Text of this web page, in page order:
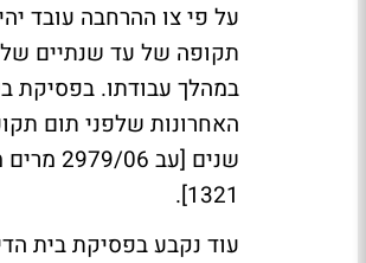
על פי צו ההרחבה עובד
תקופה של עד שנתיים
במהלך עבודתו. בפסיקת
1321].
עוד נקבע בפסיקת בית